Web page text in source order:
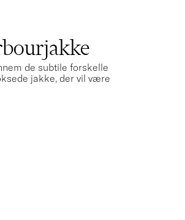
de subtile forskelle
jakke, der vil være